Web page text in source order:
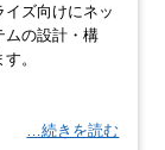
ズ向けにネッ
ムの設計・構
。
…続きを読む